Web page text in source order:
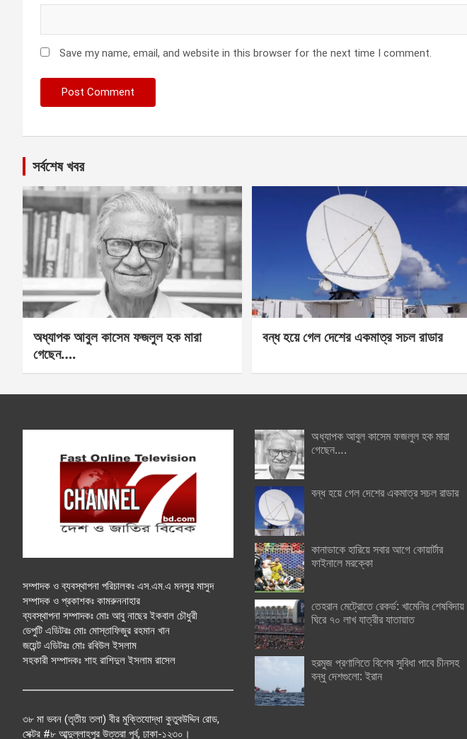
Save my name, email, and website in this browser for the next time I comment.
সর্বশেষ খবর
অধ্যাপক আবুল কাসেম ফজলুল হক মারা
গেছেন….
বন্ধ হয়ে গেল দেশের একমাত্র সচল রাডার
সম্পাদক ও ব্যবস্থাপনা পরিচালকঃ এস.এম.এ মনসুর মাসুদ
সম্পাদক ও প্রকাশকঃ কামরুননাহার
ব্যবস্থাপনা সম্পাদকঃ মোঃ আবু নাছের ইকবাল চৌধুরী
ডেপুটি এডিটরঃ মোঃ মোস্তাফিজুর রহমান খান
জয়েন্ট এডিটরঃ মোঃ রবিউল ইসলাম
সহকারী সম্পাদকঃ শাহ রাশিদুল ইসলাম রাসেল
৩৮ মা ভবন (তৃতীয় তলা) বীর মুক্তিযোদ্ধা কুতুবউদ্দিন রোড,
সেক্টর #৮ আব্দুল্লাহপুর উত্তরা পূর্ব, ঢাকা-১২৩০।
অধ্যাপক আবুল কাসেম ফজলুল হক মারা
গেছেন….
বন্ধ হয়ে গেল দেশের একমাত্র সচল রাডার
কানাডাকে হারিয়ে সবার আগে কোয়ার্টার
ফাইনালে মরক্কো
তেহরান মেট্রোতে রেকর্ড: খামেনির শেষবিদায়
ঘিরে ৭০ লাখ যাত্রীর যাতায়াত
হরমুজ প্রণালিতে বিশেষ সুবিধা পাবে চীনসহ
বন্ধু দেশগুলো: ইরান